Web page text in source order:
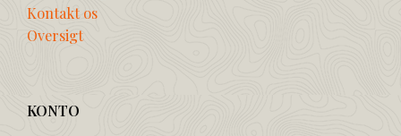
Kontakt os
Oversigt
KONTO